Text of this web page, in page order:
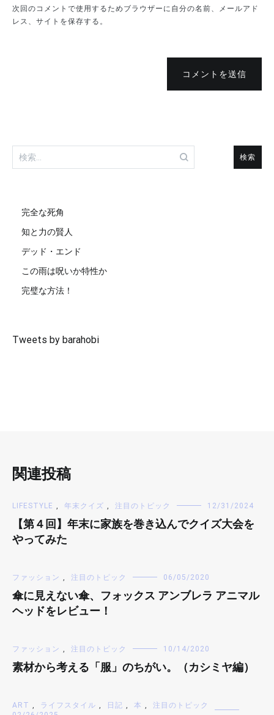
次回のコメントで使用するためブラウザーに自分の名前、メールアド
レス、サイトを保存する。
コメントを送信
検
索:
完全な死角
知と力の賢人
デッド・エンド
この雨は呪いか特性か
完璧な方法！
Tweets by barahobi
関連投稿
LIFESTYLE , 年末クイズ , 注目のトピック 12/31/2024
【第４回】年末に家族を巻き込んでクイズ大会を
やってみた
ファッション , 注目のトピック 06/05/2020
傘に見えない傘、フォックス アンブレラ アニマル
ヘッドをレビュー！
ファッション , 注目のトピック 10/14/2020
素材から考える「服」のちがい。（カシミヤ編）
ART , ライフスタイル , 日記 , 本 ,
注目のトピック